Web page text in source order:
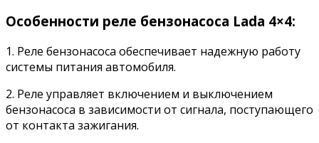
Особенности реле бензонасоса Lada 4×4:
1. Реле бензонасоса обеспечивает надежную работу
системы питания автомобиля.
2. Реле управляет включением и выключением
бензонасоса в зависимости от сигнала, поступающего
от контакта зажигания.